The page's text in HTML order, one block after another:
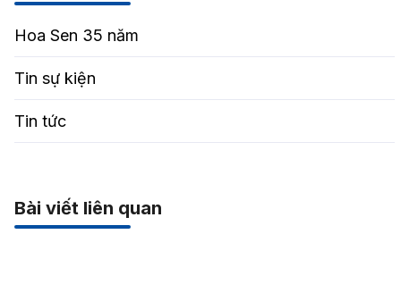
Hoa Sen 35 năm
Tin sự kiện
Tin tức
Bài viết liên quan